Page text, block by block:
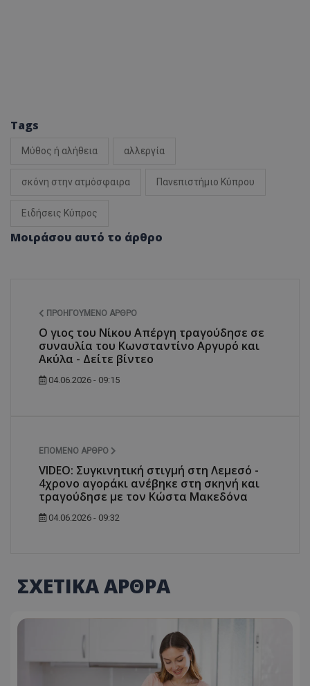
Tags
Μύθος ή αλήθεια αλλεργία
σκόνη στην ατμόσφαιρα Πανεπιστήμιο Κύπρου
Ειδήσεις Κύπρος
Μοιράσου αυτό το άρθρο
ΠΡΟΗΓΟΎΜΕΝΟ ΆΡΘΡΟ
Ο γιος του Νίκου Απέργη τραγούδησε σε
συναυλία του Κωνσταντίνο Αργυρό και
Ακύλα - Δείτε βίντεο
04.06.2026 - 09:15
ΕΠΌΜΕΝΟ ΆΡΘΡΟ
VIDEO: Συγκινητική στιγμή στη Λεμεσό -
4χρονο αγοράκι ανέβηκε στη σκηνή και
τραγούδησε με τον Κώστα Μακεδόνα
04.06.2026 - 09:32
ΣΧΕΤΙΚΑ ΑΡΘΡΑ